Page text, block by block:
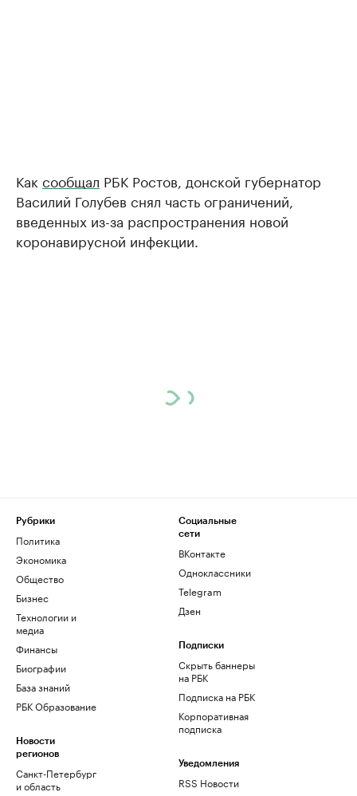
Как сообщал РБК Ростов, донской губернатор
Василий Голубев снял часть ограничений,
введенных из-за распространения новой
коронавирусной инфекции.
Рубрики
Политика
Экономика
Общество
Бизнес
Технологии и
медиа
Финансы
Биографии
База знаний
РБК Образование
Новости
регионов
Санкт-Петербург
и область
Социальные
сети
ВКонтакте
Одноклассники
Telegram
Дзен
Подписки
Скрыть баннеры
на РБК
Подписка на РБК
Корпоративная
подписка
Уведомления
RSS Новости